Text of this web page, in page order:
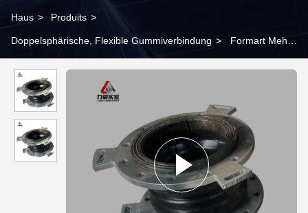
Haus > Produits >
Doppelsphärische, Flexible Gummiverbindung > Formart Mehr
Gummiverbindung für eine axiale Bewegungsfähigkeit